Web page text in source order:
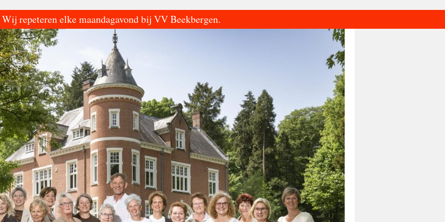
Wij repeteren elke maandagavond bij VV Beekbergen.